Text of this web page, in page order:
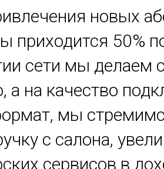
новых
приходится 50%
сети мы делаем
а на качество
мы
с салона,
сервисов в